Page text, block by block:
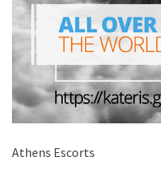
Athens Escorts